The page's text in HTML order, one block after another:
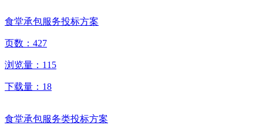
食堂承包服务投标方案
页数： 427
浏览量： 115
下载量： 18
食堂承包服务类投标方案